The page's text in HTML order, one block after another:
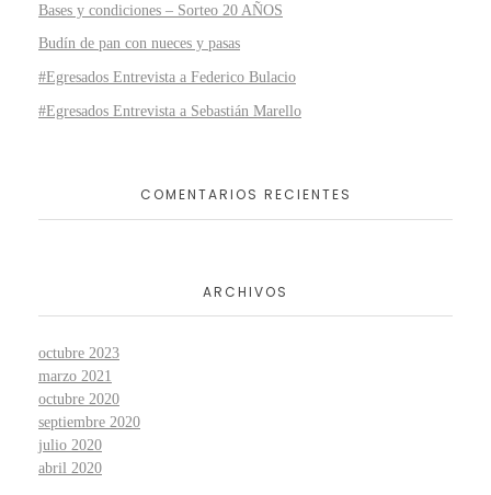
Bases y condiciones – Sorteo 20 AÑOS
Budín de pan con nueces y pasas
#Egresados Entrevista a Federico Bulacio
#Egresados Entrevista a Sebastián Marello
COMENTARIOS RECIENTES
ARCHIVOS
octubre 2023
marzo 2021
octubre 2020
septiembre 2020
julio 2020
abril 2020